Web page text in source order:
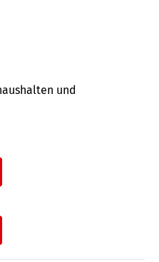
und